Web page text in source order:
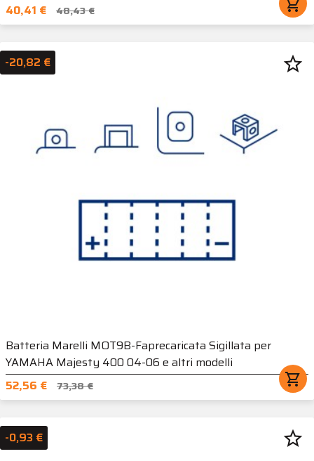
40,41 €
48,43 € shopping_cart
Batteria Marelli MOT9B-Faprecaricata Sigillata per
YAMAHA Majesty 400 04-06 e altri modelli
52,56 €
73,38 € shopping_cart
-20,82 € star_border
-0,93 € star_border